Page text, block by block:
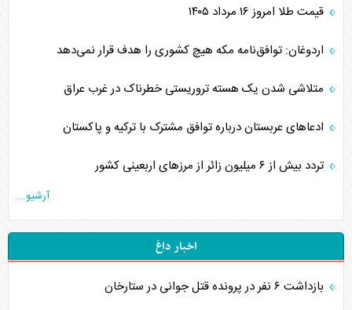
قیمت طلا امروز ۱۶ مرداد ۱۴۰۵
اردوغان: توافق‌نامه مکه هیچ کشوری را هدف قرار نمی‌دهد
متلاشی شدن یک هسته تروریستی خطرناک در غرب عراق
ادعاهای عربستان درباره توافق مشترک با ترکیه و پاکستان
تردد بیش از ۶ میلیون زائر از مرزهای اربعینی کشور
آرشیو...
اخبار داغ
بازداشت ۶ نفر در پرونده قتل جوانی در ستارخان